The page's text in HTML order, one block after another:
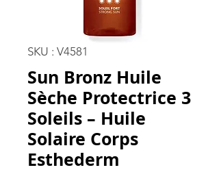
SKU : V4581
Sun Bronz Huile
Sèche Protectrice 3
Soleils – Huile
Solaire Corps
Esthederm